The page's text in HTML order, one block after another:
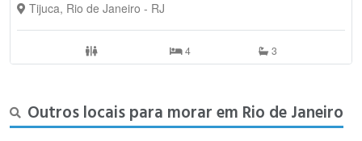
solo, pode-se dizer que é basicamente residencial, com grande
número de imóveis e particularmente de edifícios. A população do
bairro caiu de 27.319 habitantes em 2000, para 25.256 habitantes
em 2010.
Tijuca, Rio de Janeiro - RJ
4 3
Outros locais para morar em Rio de Janeiro